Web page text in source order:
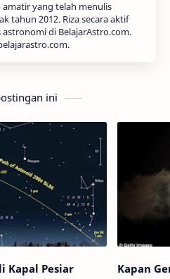
amatir yang telah menulis
tahun 2012. Riza secara aktif
di BelajarAstro.com.
ini
Kapal Pesiar
Kapan